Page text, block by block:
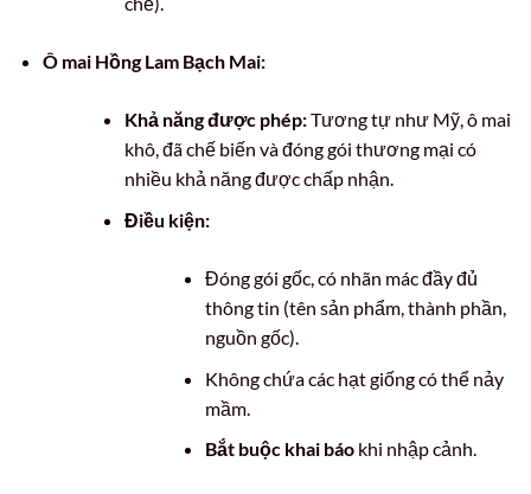
Ô mai Hồng Lam Bạch Mai:
Khả năng được phép:Tương tự như Mỹ, ô mai
khô, đã chế biến và đóng gói thương mại có
nhiều khả năng được chấp nhận.
Điều kiện:
Đóng gói gốc, có nhãn mác đầy đủ
thông tin (tên sản phẩm, thành phần,
nguồn gốc).
Không chứa các hạt giống có thể nảy
mầm.
Bắt buộc khai báo khi nhập cảnh.